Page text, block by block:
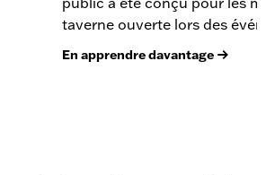
taverne ouverte lors des
En apprendre davantage